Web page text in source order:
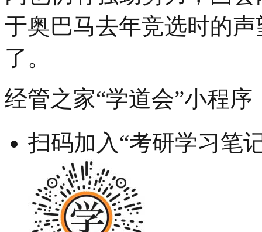
于奥巴马去年竞选时的
了。
经管之家“学道会”小程序
扫码加入“考研学习笔